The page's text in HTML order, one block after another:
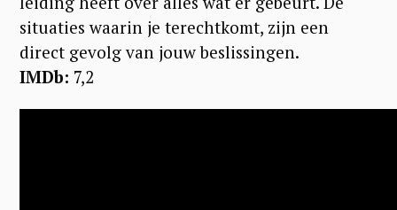
situaties waarin je terechtkomt, zijn een
direct gevolg van jouw beslissingen.
IMDb: 7,2
S